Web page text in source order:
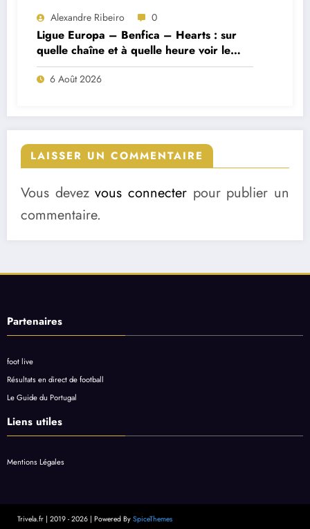
Alexandre Ribeiro 0
Ligue Europa – Benfica – Hearts : sur
quelle chaîne et à quelle heure voir le
match ?
6 Août 2026
LAISSER UN COMMENTAIRE
Vous devezvous connecter pour publier un
commentaire.
Partenaires
foot live
Résultats en direct de football
Le Guide du Portugal
Liens utiles
Mentions Légales
Trivela.fr | 2019 - 2026 | Powered By SpiceThemes